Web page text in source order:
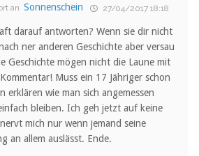
an Sonnenschein 27/04/2017 18:18
darauf antworten? Wenn sie dir nicht
ner anderen Geschichte aber versau
Geschichte mögen nicht die Laune mit
Muss ein 17 Jähriger schon
erklären wie man sich angemessen
bleiben. Ich geh jetzt auf keine
mich nur wenn jemand seine
an allem auslässt. Ende.